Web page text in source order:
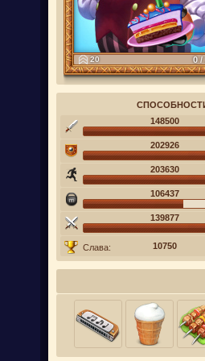
20 0 /
148500
202926
203630
106437
139877
Слава: 10750